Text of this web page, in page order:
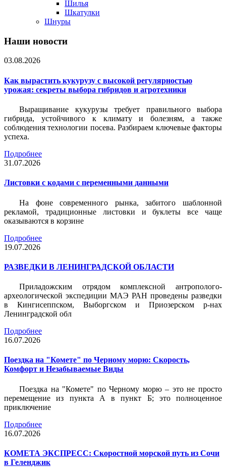
Шилья
Шкатулки
Шнуры
Наши новости
03.08.2026
Как вырастить кукурузу с высокой регулярностью
урожая: секреты выбора гибридов и агротехники
Выращивание кукурузы требует правильного выбора
гибрида, устойчивого к климату и болезням, а также
соблюдения технологии посева. Разбираем ключевые факторы
успеха.
Подробнее
31.07.2026
Листовки c кодами с переменными данными
На фоне современного рынка, забитого шаблонной
рекламой, традиционные листовки и буклеты все чаще
оказываются в корзине
Подробнее
19.07.2026
РАЗВЕДКИ В ЛЕНИНГРАДСКОЙ ОБЛАСТИ
Приладожским отрядом комплексной антрополого-
археологической экспедиции МАЭ РАН проведены разведки
в Кингисеппском, Выборгском и Приозерском р-нах
Ленинградской обл
Подробнее
16.07.2026
Поездка на "Комете" по Черному морю: Скорость,
Комфорт и Незабываемые Виды
Поездка на "Комете" по Черному морю – это не просто
перемещение из пункта А в пункт Б; это полноценное
приключение
Подробнее
16.07.2026
КОМЕТА ЭКСПРЕСС: Скоростной морской путь из Сочи
в Геленджик